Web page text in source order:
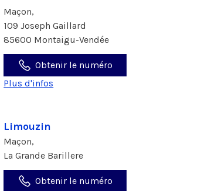
Maçon,
109 Joseph Gaillard
85600 Montaigu-Vendée
Obtenir le numéro
Plus d'infos
Limouzin
Maçon,
La Grande Barillere
Obtenir le numéro